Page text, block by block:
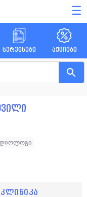
☰
სერვისები აქციები